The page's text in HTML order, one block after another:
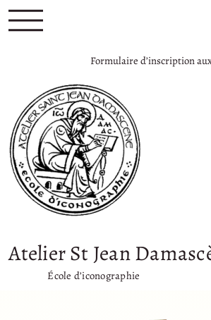
Formulaire d’inscription
Atelier St Jean
École d’iconographie